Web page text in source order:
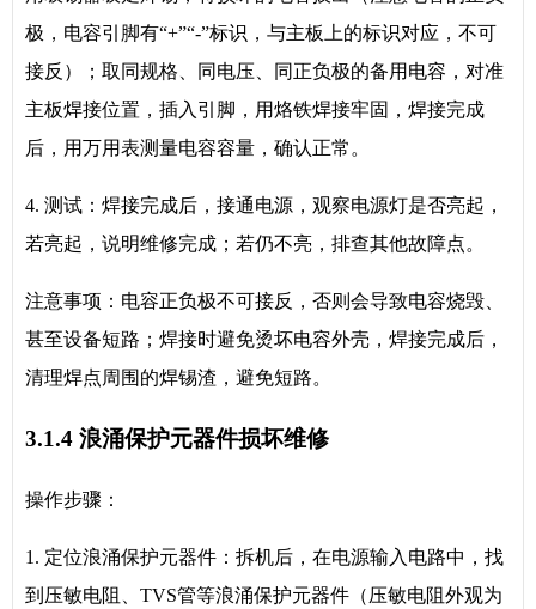
极，电容引脚有“+”“-”标识，与主板上的标识对应，不可
接反）；取同规格、同电压、同正负极的备用电容，对准
主板焊接位置，插入引脚，用烙铁焊接牢固，焊接完成
后，用万用表测量电容容量，确认正常。
4. 测试：焊接完成后，接通电源，观察电源灯是否亮起，
若亮起，说明维修完成；若仍不亮，排查其他故障点。
注意事项：电容正负极不可接反，否则会导致电容烧毁、
甚至设备短路；焊接时避免烫坏电容外壳，焊接完成后，
清理焊点周围的焊锡渣，避免短路。
3.1.4 浪涌保护元器件损坏维修
操作步骤：
1. 定位浪涌保护元器件：拆机后，在电源输入电路中，找
到压敏电阻、TVS管等浪涌保护元器件（压敏电阻外观为